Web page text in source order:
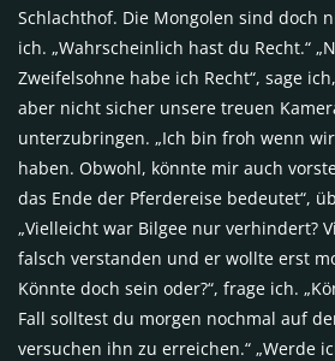
Schlachthof. Die Mongolen sind doch
ich. „Wahrscheinlich hast du Recht.“
Zweifelsohne habe ich Recht“, sage
aber nicht sicher unsere treuen
unterzubringen. „Ich bin froh wenn
haben. Obwohl, könnte mir auch
das Ende der Pferdereise bedeutet“,
„Vielleicht war Bilgee nur verhindert?
falsch verstanden und er wollte erst
Könnte doch sein oder?“, frage ich.
Fall solltest du morgen nochmal auf
versuchen ihn zu erreichen.“ „Werde